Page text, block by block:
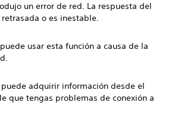
un error de red. La respuesta del
o es inestable.
usar esta función a causa de la
puede adquirir información desde el
que tengas problemas de conexión a